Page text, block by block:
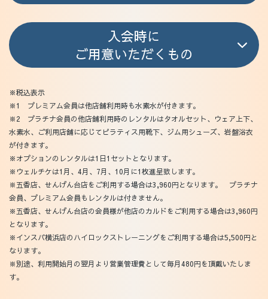
入会時に
ご用意いただくもの
※税込表示
※1 プレミアム会員は他店舗利用時も水素水が付きます。
※2 プラチナ会員の他店舗利用時のレンタルはタオルセット、ウェア上下、
水素水、ご利用店舗に応じてピラティス用靴下、ジム用シューズ、岩盤浴衣
が付きます。
※オプションのレンタルは1日1セットとなります。
※ウェルチケは1月、4月、7月、10月に1枚進呈致します。
※五香店、せんげん台店をご利用する場合は3,960円となります。 プラチナ
会員、プレミアム会員もレンタルは付きません。
※五香店、せんげん台店の会員様が他店のカルドをご利用する場合は3,960円
となります。
※インスパ横浜店のハイロックストレーニングをご利用する場合は5,500円と
なります。
※別途、利用開始月の翌月より営業管理費として毎月480円を頂戴いたしま
す。